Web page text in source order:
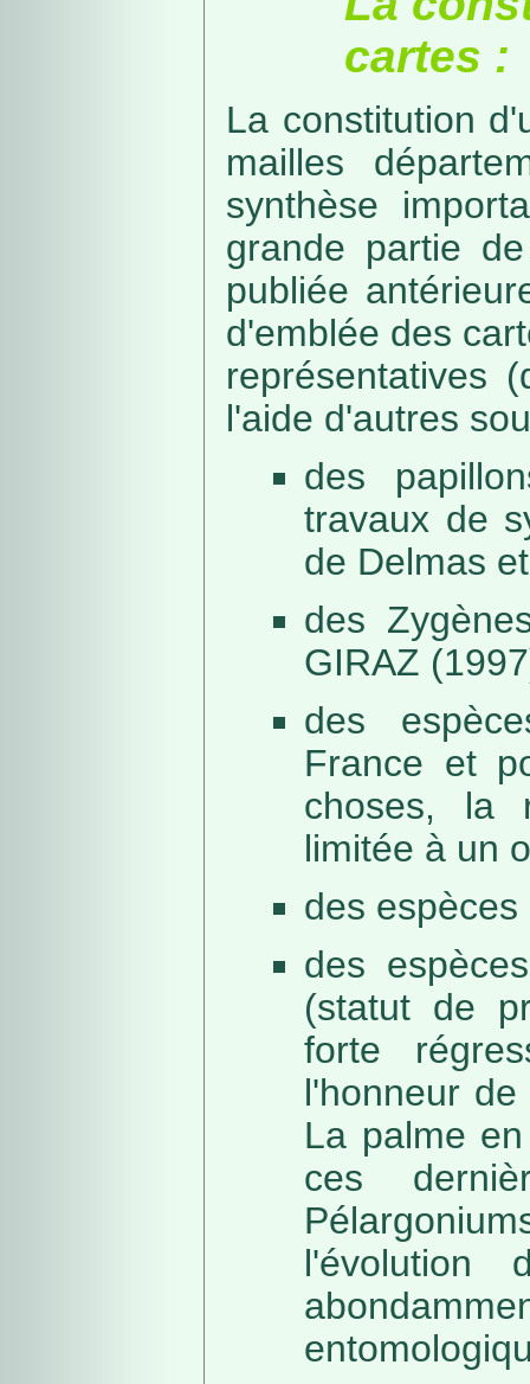
cartes :
La constitution
mailles
synthèse
grande partie
publiée
d'emblée des
représentatives
l'aide d'autres
des
travaux de
de Delmas
des
GIRAZ
des
France et
choses, la
limitée à un
des
des
(statut de
forte
l'honneur
La palme
ces
l'évolution